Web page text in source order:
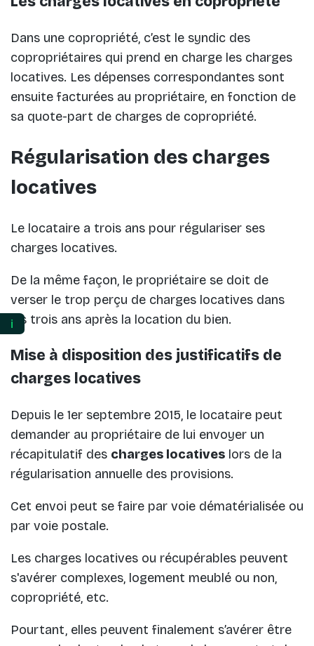
Dans une copropriété, c’est le syndic des
copropriétaires qui prend en charge les charges
locatives. Les dépenses correspondantes sont
ensuite facturées au propriétaire, en fonction de
sa quote-part de charges de copropriété.
Régularisation des charges
locatives
Le locataire a trois ans pour régulariser ses
charges locatives.
De la même façon, le propriétaire se doit de
verser le trop perçu de charges locatives dans
les trois ans après la location du bien.
Mise à disposition des justificatifs de
charges locatives
Depuis le 1er septembre 2015, le locataire peut
demander au propriétaire de lui envoyer un
récapitulatif des charges locatives lors de la
régularisation annuelle des provisions.
Cet envoi peut se faire par voie dématérialisée ou
par voie postale.
Les charges locatives ou récupérables peuvent
s'avérer complexes, logement meublé ou non,
copropriété, etc.
Pourtant, elles peuvent finalement s’avérer être
ℹ️